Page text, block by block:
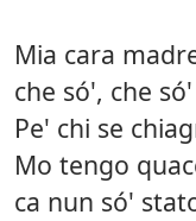
Mia cara
che só', che
Pe' chi se
Mo tengo
ca nun só'